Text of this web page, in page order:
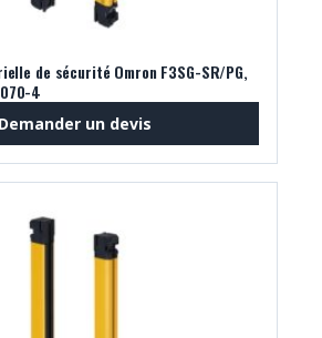
de sécurité Omron F3SG-SR/PG,
4
Demander un devis